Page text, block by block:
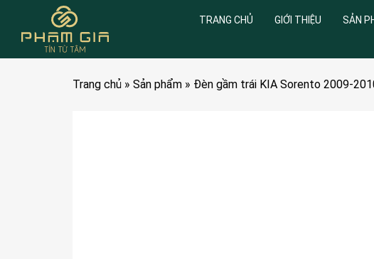
TRANG CHỦ GIỚI THIỆU SẢN
Trang chủ » Sản phẩm » Đèn gầm trái KIA Sorento 2009-